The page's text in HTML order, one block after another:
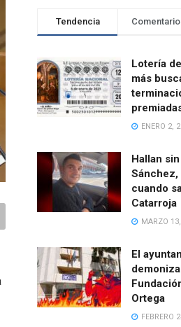
Tendencia
Lotería
más
ENERO 2,
Hallan
cuando
Catarroja
MARZO
El
Ortega
FEBRERO